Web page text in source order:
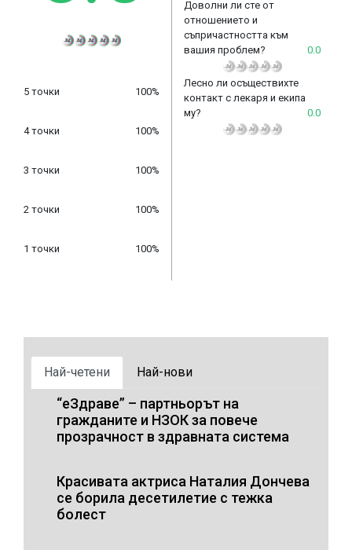
5 точки 100%
4 точки 100%
3 точки 100%
2 точки 100%
1 точки 100%
Доволни ли сте от
отношението и
съпричастността към
вашия проблем?
0.0
Лесно ли осъществихте
контакт с лекаря и екипа
му?
0.0
Най-четени Най-нови
“еЗдраве” – партньорът на
гражданите и НЗОК за повече
прозрачност в здравната система
Красивата актриса Наталия Дончева
се борила десетилетие с тежка
болест